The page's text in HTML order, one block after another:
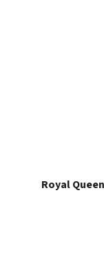
Royal